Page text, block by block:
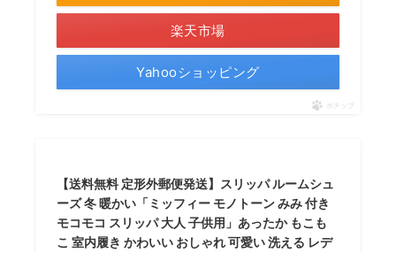
楽天市場
Yahooショッピング
ポチップ
【送料無料 定形外郵便発送】スリッパ ルームシュ
ーズ 冬 暖かい「ミッフィー モノトーン みみ 付き
モコモコ スリッパ 大人 子供用」あったか もこも
こ 室内履き かわいい おしゃれ 可愛い 洗える レデ